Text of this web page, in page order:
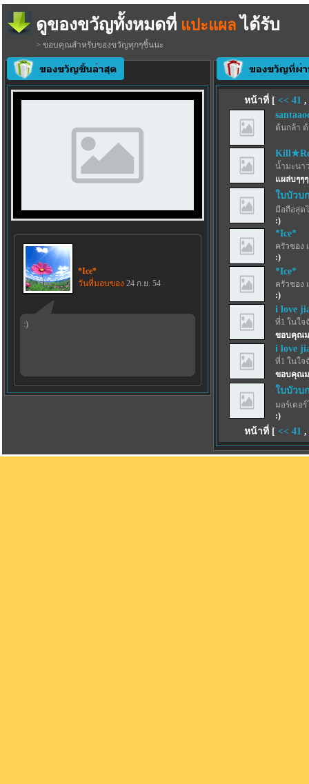
ดูของขวัญทั้งหมดที่ แปะแผล ได้รับ
> ขอบคุณสำหรับของขวัญทุกๆชิ้นนะ
*Ice*
วันที่มอบของ 24 ก.ย. 54
:)
หน้าที่ [ << 41 ,
ต้นกล้า
น้ำมะนา
แผล่บๆๆ
ใบบัวบ
มือถือสุด
:)
*Ice*
ครัวซอง
:)
*Ice*
ครัวซอง
:)
i love
ที่1 ในใจ
ขอบคุณ
i love
ที่1 ในใจ
ขอบคุณม
ใบบัวบ
มอร์เตอ
:)
หน้าที่ [ << 41 ,